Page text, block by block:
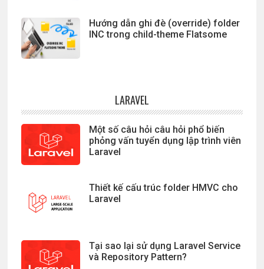
Hướng dẫn ghi đè (override) folder
INC trong child-theme Flatsome
LARAVEL
Một số câu hỏi câu hỏi phổ biến
phỏng vấn tuyển dụng lập trình viên
Laravel
Thiết kế cấu trúc folder HMVC cho
Laravel
Tại sao lại sử dụng Laravel Service
và Repository Pattern?